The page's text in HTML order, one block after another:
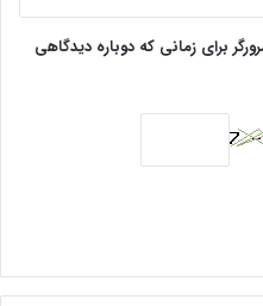
بهایی‌زاده بود. وی را مرد
همه‌کاره این دستگاه امنیتی
و در خشونت ورزیدن گوی سبقت
خشونت حداکثری و سکوب
کمیته مشترک ضد خرابکاری
رژیم شاه است که بازدید از‌
وحشت می‌کند.
برای زمانی که دوباره دیدگاهی